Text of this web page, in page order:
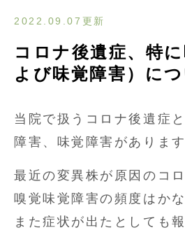
2022.09.07更新
コロナ後遺症、特
よび味覚障害）に
当院で扱うコロナ後遺症
障害、味覚障害があります
最近の変異株が原因のコ
嗅覚味覚障害の頻度はか
また症状が出たとしても